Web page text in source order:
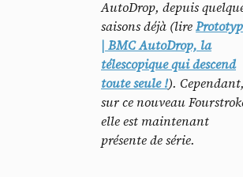
AutoDrop, depuis
saisons déjà (lire
| BMC AutoDrop, la
télescopique qui descend
toute seule !). Cependant,
sur ce nouveau
elle est maintenant
présente de série.